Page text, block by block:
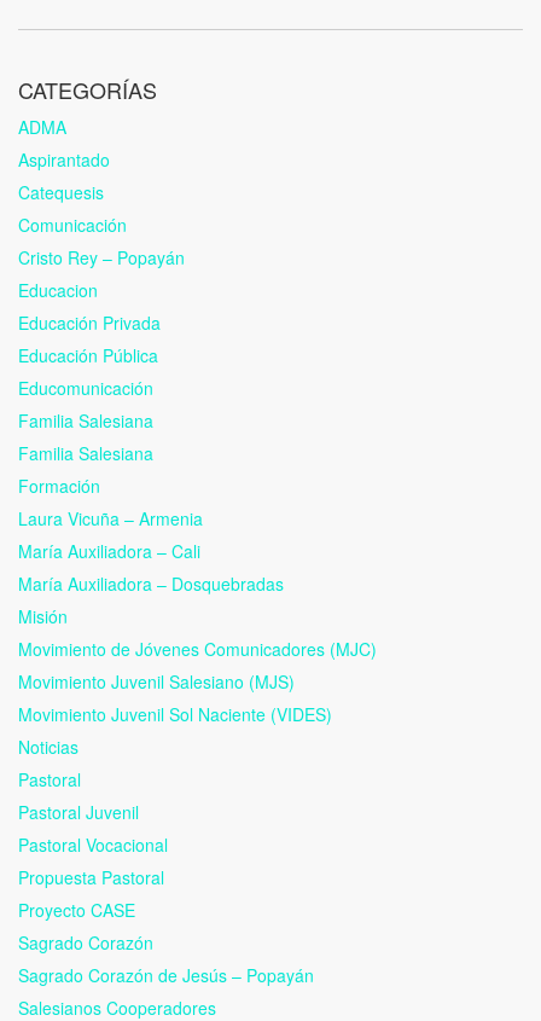
CATEGORÍAS
ADMA
Aspirantado
Catequesis
Comunicación
Cristo Rey – Popayán
Educacion
Educación Privada
Educación Pública
Educomunicación
Familia Salesiana
Familia Salesiana
Formación
Laura Vicuña – Armenia
María Auxiliadora – Cali
María Auxiliadora – Dosquebradas
Misión
Movimiento de Jóvenes Comunicadores (MJC)
Movimiento Juvenil Salesiano (MJS)
Movimiento Juvenil Sol Naciente (VIDES)
Noticias
Pastoral
Pastoral Juvenil
Pastoral Vocacional
Propuesta Pastoral
Proyecto CASE
Sagrado Corazón
Sagrado Corazón de Jesús – Popayán
Salesianos Cooperadores